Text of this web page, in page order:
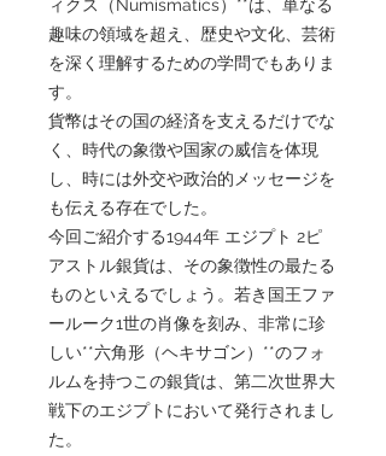
ィクス（Numismatics）**は、単なる
趣味の領域を超え、歴史や文化、芸術
を深く理解するための学問でもありま
す。
貨幣はその国の経済を支えるだけでな
く、時代の象徴や国家の威信を体現
し、時には外交や政治的メッセージを
も伝える存在でした。
今回ご紹介する1944年 エジプト 2ピ
アストル銀貨は、その象徴性の最たる
ものといえるでしょう。若き国王ファ
ールーク1世の肖像を刻み、非常に珍
しい**六角形（ヘキサゴン）**のフォ
ルムを持つこの銀貨は、第二次世界大
戦下のエジプトにおいて発行されまし
た。